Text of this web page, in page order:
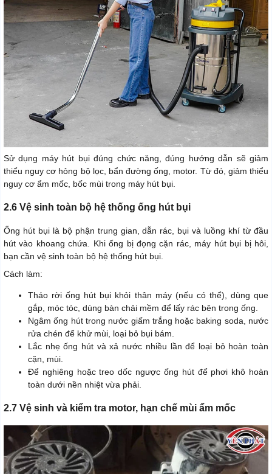
Sử dụng máy hút bụi đúng chức năng, đúng hướng dẫn sẽ giảm
thiểu nguy cơ hỏng bộ lọc, bẩn đường ống, motor. Từ đó, giảm thiểu
nguy cơ ẩm mốc, bốc mùi trong máy hút bụi.
2.6 Vệ sinh toàn bộ hệ thống ống hút bụi
Ống hút bụi là bộ phận trung gian, dẫn rác, bụi và luồng khí từ đầu
hút vào khoang chứa. Khi ống bị đọng cặn rác, máy hút bụi bị hôi,
bạn cần vệ sinh toàn bộ hệ thống hút bụi.
Cách làm:
Tháo rời ống hút bụi khỏi thân máy (nếu có thể), dùng que
gắp, móc tóc, dùng bàn chải mềm để lấy rác bên trong ống.
Ngâm ống hút trong nước giấm trắng hoặc baking soda, nước
rửa chén để khử mùi, loại bỏ bụi bám.
Lắc nhẹ ống hút và xả nước nhiều lần để loại bỏ hoàn toàn
cặn, mùi.
Để nghiêng hoặc treo dốc ngược ống hút để phơi khô hoàn
toàn dưới nền nhiệt vừa phải.
2.7 Vệ sinh và kiểm tra motor, hạn chế mùi ẩm mốc